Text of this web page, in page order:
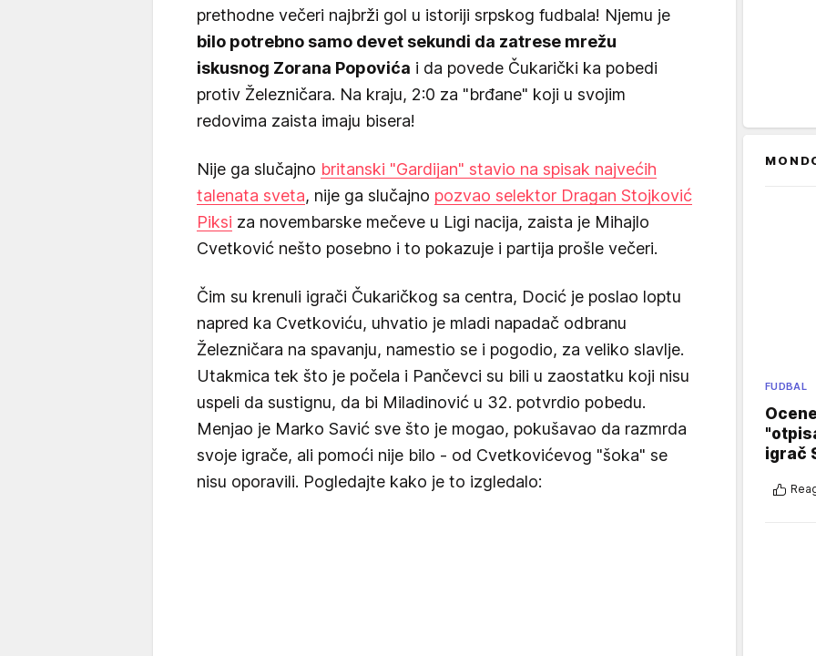
prethodne večeri najbrži gol u istoriji srpskog fudbala! Njemu je
bilo potrebno samo devet sekundi da zatrese mrežu
iskusnog Zorana Popovića i da povede Čukarički ka pobedi
protiv Železničara. Na kraju, 2:0 za "brđane" koji u svojim
redovima zaista imaju bisera!
Nije ga slučajno britanski "Gardijan" stavio na spisak najvećih
talenata sveta, nije ga slučajno pozvao selektor Dragan Stojković
Piksi za novembarske mečeve u Ligi nacija, zaista je Mihajlo
Cvetković nešto posebno i to pokazuje i partija prošle večeri.
Čim su krenuli igrači Čukaričkog sa centra, Docić je poslao loptu
napred ka Cvetkoviću, uhvatio je mladi napadač odbranu
Železničara na spavanju, namestio se i pogodio, za veliko slavlje.
Utakmica tek što je počela i Pančevci su bili u zaostatku koji nisu
uspeli da sustignu, da bi Miladinović u 32. potvrdio pobedu.
Menjao je Marko Savić sve što je mogao, pokušavao da razmrda
svoje igrače, ali pomoći nije bilo - od Cvetkovićevog "šoka" se
nisu oporavili. Pogledajte kako je to izgledalo:
FUDBAL
igrač